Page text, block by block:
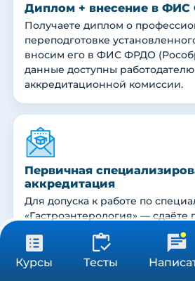
Курсы Тесты
Диплом + внесение в
Получаете диплом о
переподготовке
вносим его в ФИС ФРДО
данные доступны
аккредитационной комиссии.
Первичная
аккредитация
Для допуска к работе по
«Гастроэнтерология» —
специализированную
(тестирование + практические
ситуационные задачи). Куратор
31 900 ₽
576 ч Получить